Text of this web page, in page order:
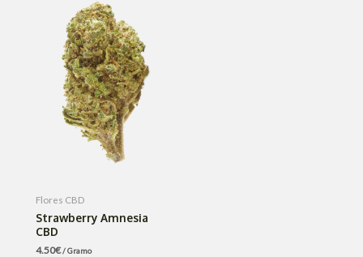
Flores CBD
Strawberry Amnesia
CBD
4.50€/ Gramo